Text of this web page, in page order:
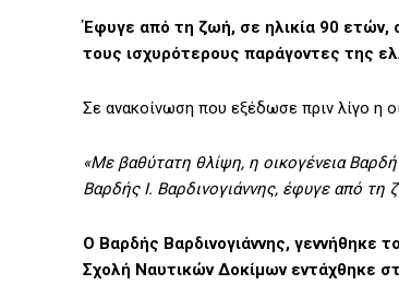
Έφυγε από τη ζωή, σε ηλικία 90 ετών,
τους ισχυρότερους παράγοντες της
Σε ανακοίνωση που εξέδωσε πριν λίγο η
«Με βαθύτατη θλίψη, η οικογένεια
Βαρδής Ι. Βαρδινογιάννης, έφυγε από
Ο Βαρδής Βαρδινογιάννης,
Σχολή Ναυτικών Δοκίμων εντάχθηκε